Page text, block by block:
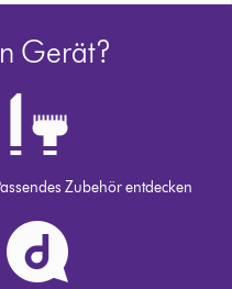
Gerät?
Zubehör entdecken